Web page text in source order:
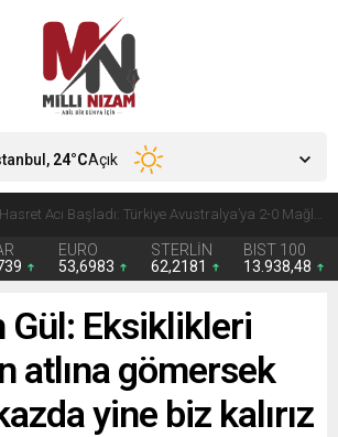
24 Yıllık Hasret Acı Başladı: Türkiye Avustralya’ya 2-0 Mağlup Oldu
EURO
53,6983
STERLİN
62,2181
BIST 100
13.938,48
24°CAçık
Gül: Eksiklikleri
atlına gömersek
yine biz kalırız